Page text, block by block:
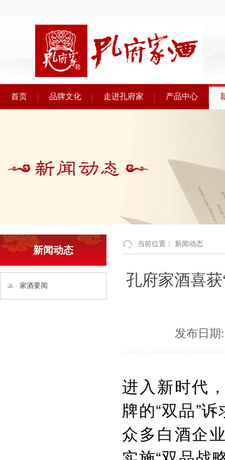
首页 品牌文化 走进孔府家 产品中心
新闻动态
家酒要闻
当前位置： 新闻动态
孔府家酒喜
发布日期:
进入新时代
牌的“双品”
众多白酒企